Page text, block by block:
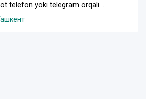
telefon yoki telegram orqali ...